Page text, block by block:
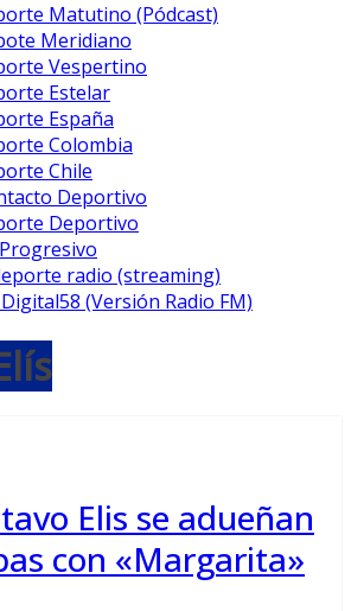
Matutino (Pódcast)
Meridiano
Vespertino
Estelar
España
Colombia
Chile
Deportivo
Deportivo
radio (streaming)
(Versión Radio FM)
Elis se adueñan
con «Margarita»